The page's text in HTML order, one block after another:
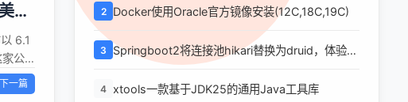
元
6.1
公
了这
6.1
下一篇
2 Docker使用Oracle官方镜像安装(12C,18C,19C)
3
Springboot2将连接池hikari替换为druid，体验最
强大的数据库连接池
4 xtools一款基于JDK25的通用Java工具库